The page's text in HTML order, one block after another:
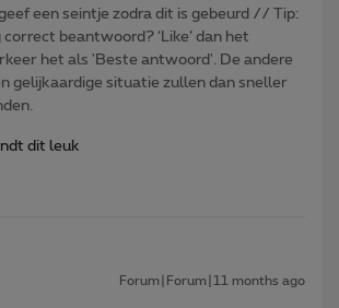
een seintje zodra dit is gebeurd // Tip:
beantwoord? ‘Like’ dan het
het als 'Beste antwoord'. De andere
gelijkaardige situatie zullen dan sneller
dit leuk
Forum|Forum|11 months ago